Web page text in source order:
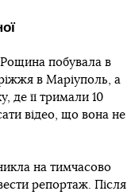
Рощина побувала в
в Маріуполь, а
де її тримали 10
відео, що вона не
на тимчасово
репортаж. Після